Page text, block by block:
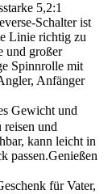
5,2:1
Schalter ist
Linie richtig zu
und großer
Spinnrolle mit
Anfänger
Gewicht und
reisen und
kann leicht in
passen.Genießen
für Vater,